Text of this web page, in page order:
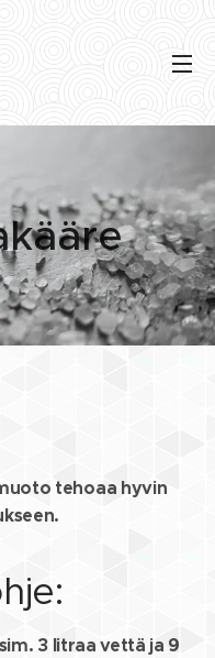
tehoaa hyvin
3 litraa vettä ja 9